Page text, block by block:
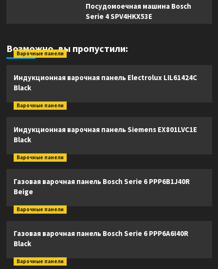
Посудомоечная машина Bosch
Serie 4 SPV4HKX53E
Возможно, вы пропустили:
Варочные панели
Индукционная варочная панель Electrolux LIL61424C
Black
Варочные панели
Индукционная варочная панель Siemens EX801LVC1E
Black
Варочные панели
Газовая варочная панель Bosch Serie 6 PPP6B1J40R
Beige
Варочные панели
Газовая варочная панель Bosch Serie 6 PPP6A6I40R
Black
Варочные панели